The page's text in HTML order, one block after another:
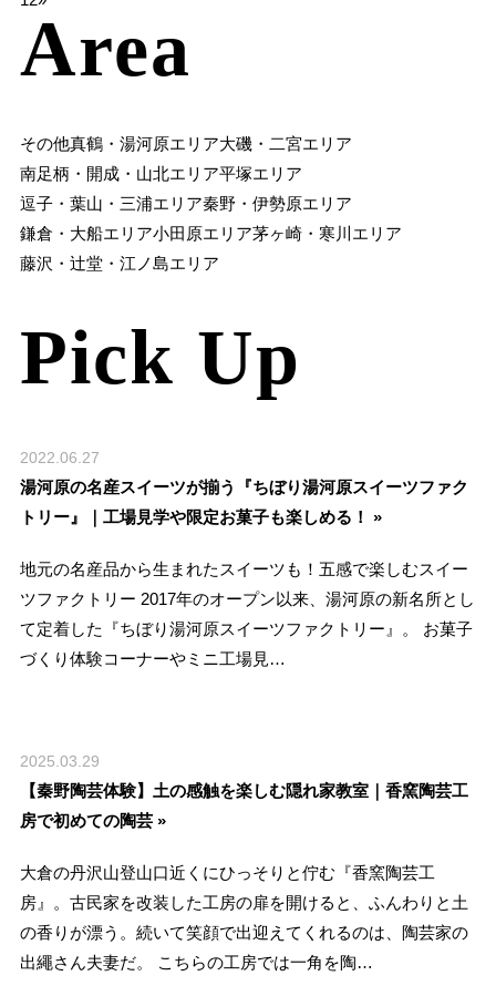
Area
その他真鶴・湯河原エリア大磯・二宮エリア
南足柄・開成・山北エリア平塚エリア
逗子・葉山・三浦エリア秦野・伊勢原エリア
鎌倉・大船エリア小田原エリア茅ヶ崎・寒川エリア
藤沢・辻堂・江ノ島エリア
Pick Up
2022.06.27
湯河原の名産スイーツが揃う『ちぼり湯河原スイーツファク
トリー』｜工場見学や限定お菓子も楽しめる！ »
地元の名産品から生まれたスイーツも！五感で楽しむスイー
ツファクトリー 2017年のオープン以来、湯河原の新名所とし
て定着した『ちぼり湯河原スイーツファクトリー』。 お菓子
づくり体験コーナーやミニ工場見…
2025.03.29
【秦野陶芸体験】土の感触を楽しむ隠れ家教室｜香窯陶芸工
房で初めての陶芸 »
大倉の丹沢山登山口近くにひっそりと佇む『香窯陶芸工
房』。古民家を改装した工房の扉を開けると、ふんわりと土
の香りが漂う。続いて笑顔で出迎えてくれるのは、陶芸家の
出繩さん夫妻だ。 こちらの工房では一角を陶…